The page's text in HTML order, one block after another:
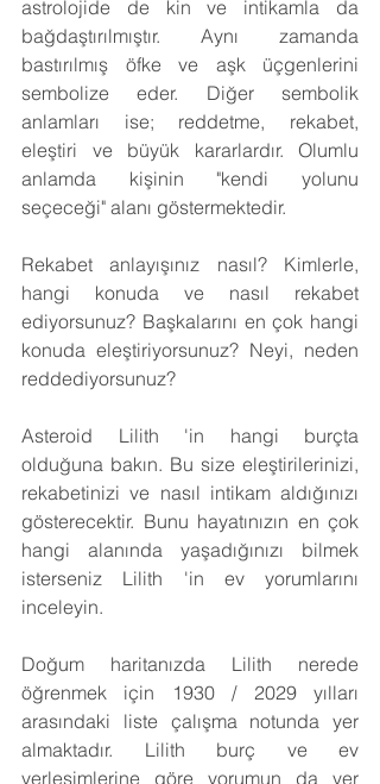
astrolojide de kin ve intikamla da
bağdaştırılmıştır. Aynı zamanda
bastırılmış öfke ve aşk üçgenlerini
sembolize eder. Diğer sembolik
anlamları ise; reddetme, rekabet,
eleştiri ve büyük kararlardır. Olumlu
anlamda kişinin "kendi yolunu
seçeceği" alanı göstermektedir.
Rekabet anlayışınız nasıl? Kimlerle,
hangi konuda ve nasıl rekabet
ediyorsunuz? Başkalarını en çok hangi
konuda eleştiriyorsunuz? Neyi, neden
reddediyorsunuz?
Asteroid Lilith 'in hangi burçta
olduğuna bakın. Bu size eleştirilerinizi,
rekabetinizi ve nasıl intikam aldığınızı
gösterecektir. Bunu hayatınızın en çok
hangi alanında yaşadığınızı bilmek
isterseniz Lilith 'in ev yorumlarını
inceleyin.
Doğum haritanızda Lilith nerede
öğrenmek için 1930 / 2029 yılları
arasındaki liste çalışma notunda yer
almaktadır. Lilith burç ve ev
yerleşimlerine göre yorumun da yer